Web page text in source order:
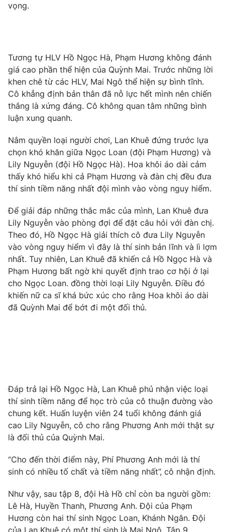
Liên hệ tòa soạn English
Theo dõi báo trên
Cơ quan chủ quản:
Đài Truyền hình Việt Nam
Cơ quan báo chí:Thời báo VTV
Giấy phép hoạt động báo in và báo điện tử số 483/GP-BTTTT
cấp ngày 29/12/2023
Tổng Biên tập:Vũ Thanh Thủy
Phó Tổng Biên tập: Nguyễn Thị Mỹ Hạnh, Phạm Quốc Thắng,
Nguyễn Trọng Ninh
Tổng đài VTV:024.38 355 931 - 024.38 355 932
Ðiện thoại Thời báo VTV: 024.66 897 897
thuận bằng văn bản. Ghi rõ nguồn VTV.vn khi phát hành lại
thông tin từ website này.
vọng.
Tương tự HLV Hồ Ngọc Hà, Phạm Hương không đánh
giá cao phần thể hiện của Quỳnh Mai. Trước những lời
khen chê từ các HLV, Mai Ngô thể hiện sự bình tĩnh.
Cô khẳng định bản thân đã nỗ lực hết mình nên chiến
thắng là xứng đáng. Cô không quan tâm những bình
luận xung quanh.
Nắm quyền loại người chơi, Lan Khuê đứng trước lựa
chọn khó khăn giữa Ngọc Loan (đội Phạm Hương) và
Lily Nguyễn (đội Hồ Ngọc Hà). Hoa khôi áo dài cảm
thấy khó hiểu khi cả Phạm Hương và đàn chị đều đưa
thí sinh tiềm năng nhất đội mình vào vòng nguy hiểm.
Để giải đáp những thắc mắc của mình, Lan Khuê đưa
Lily Nguyễn vào phòng đợi để đặt câu hỏi với đàn chị.
Theo đó, Hồ Ngọc Hà giải thích cô đưa Lily Nguyễn
vào vòng nguy hiểm vì đây là thí sinh bản lĩnh và lì lợm
nhất. Tuy nhiên, Lan Khuê đã khiến cả Hồ Ngọc Hà và
Phạm Hương bất ngờ khi quyết định trao cơ hội ở lại
cho Ngọc Loan. đồng thời loại Lily Nguyễn. Điều đó
khiến nữ ca sĩ khá bức xúc cho rằng Hoa khôi áo dài
đã Quỳnh Mai để bớt đi một đối thủ.
Đáp trả lại Hồ Ngọc Hà, Lan Khuê phủ nhận việc loại
thí sinh tiềm năng để học trò của cô thuận đường vào
chung kết. Huấn luyện viên 24 tuổi không đánh giá
cao Lily Nguyễn, cô cho rằng Phương Anh mới thật sự
là đối thủ của Quỳnh Mai.
“Cho đến thời điểm này, Phí Phương Anh mới là thí
sinh có nhiều tố chất và tiềm năng nhất”, cô nhận định.
Như vậy, sau tập 8, đội Hà Hồ chỉ còn ba người gồm:
Lê Hà, Huyền Thanh, Phương Anh. Đội của Phạm
Hương còn hai thí sinh Ngọc Loan, Khánh Ngân. Đội
của Lan Khuê có một thí sinh là Mai Ngô. Tập 9